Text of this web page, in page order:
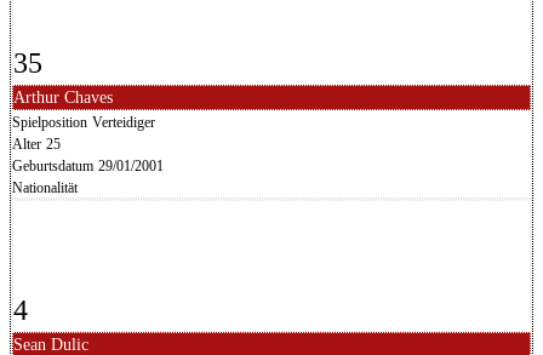
35
Arthur Chaves
Spielposition Verteidiger
Alter 25
Geburtsdatum 29/01/2001
Nationalität
4
Sean Dulic